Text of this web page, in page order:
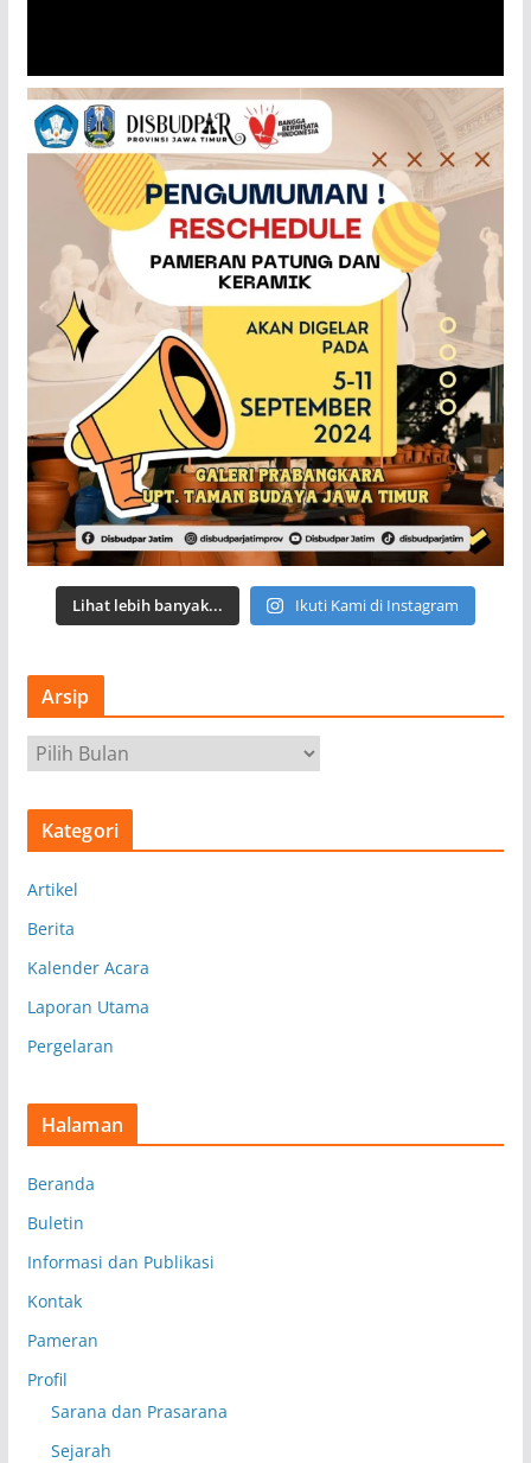
Lihat lebih banyak... Ikuti Kami di Instagram
Arsip
r
s
Kategori
Artikel
Berita
Kalender Acara
Laporan Utama
Pergelaran
Halaman
Beranda
Buletin
Informasi dan Publikasi
Kontak
Pameran
Profil
Sarana dan Prasarana
Sejarah